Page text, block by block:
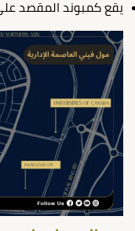
يقع كمبوند المقصد على بعد 5 دقائق فقط